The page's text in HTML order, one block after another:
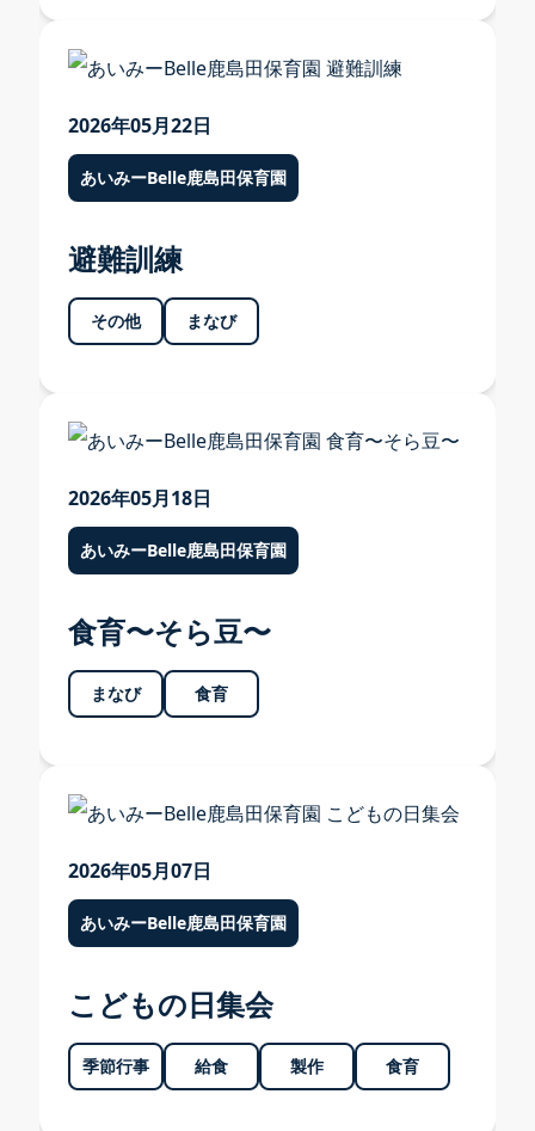
お知らせ
お知らせ TOP
あいみー溝口保育園
あいみー高津保育園
あいみー南加瀬保育園
あいみー平間保育園
あいみーBelle新梶ヶ谷保育園
あいみーBelle鹿島田保育園
あいみー梶ヶ谷保育園
2026年05月22日
あいみーBelle鹿島田保育園
避難訓練
その他 まなび
2026年05月18日
あいみーBelle鹿島田保育園
食育〜そら豆〜
まなび 食育
2026年05月07日
あいみーBelle鹿島田保育園
こどもの日集会
季節行事 給食 製作 食育